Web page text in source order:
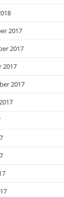
2017
2017
2017
2017